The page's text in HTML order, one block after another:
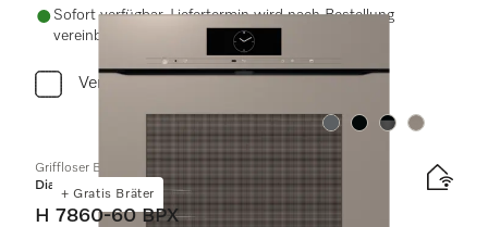
Sofort verfügbar. Liefertermin wird nach Bestellung
vereinbart.
Vergleichen
+ Gratis Bräter
Farbe:Farbe:Farbe:Farbe:
Griffloser Backofen
Diamond
H 7860-60 BPX